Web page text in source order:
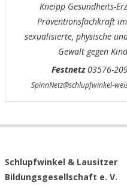
Kneipp Gesundheits-
Präventionsfachkraft
sexualisierte, physische
Gewalt gegen
Festnetz03576-
SpinnNetz@schlupfwinkel-
Schlupfwinkel & Lausitzer
Bildungsgesellschaft e. V.